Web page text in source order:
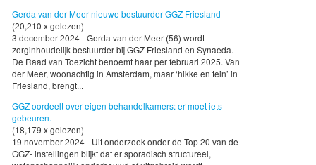
Gerda van der Meer nieuwe bestuurder GGZ Friesland
(20,210 x gelezen)
3 december 2024 - Gerda van der Meer (56) wordt
zorginhoudelijk bestuurder bij GGZ Friesland en Synaeda.
De Raad van Toezicht benoemt haar per februari 2025. Van
der Meer, woonachtig in Amsterdam, maar ‘hikke en tein’ in
Friesland, brengt...
GGZ oordeelt over eigen behandelkamers: er moet iets
gebeuren.
(18,179 x gelezen)
19 november 2024 - Uit onderzoek onder de Top 20 van de
GGZ- instellingen blijkt dat er sporadisch structureel,